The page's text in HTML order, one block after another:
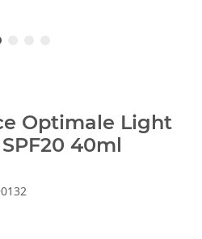
Optimale Light
40ml